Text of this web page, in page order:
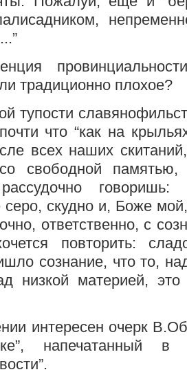
традиционно плохое?
тупости
что “как на
всех наших
со свободной
серо, скудно и, Боже
ответственно, с
повторить:
сознание, что то,
низкой материей,
интересен очерк
напечатанный в